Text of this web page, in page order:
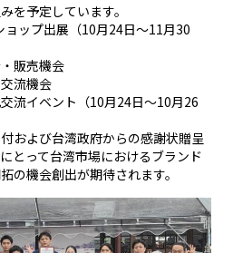
を予定しています。
ョップ出展（10月24日〜11月30
販売機会
流機会
流イベント（10月24日〜10月26
および台湾政府からの感謝状贈呈
とって台湾市場におけるブランド
の機会創出が期待されます。